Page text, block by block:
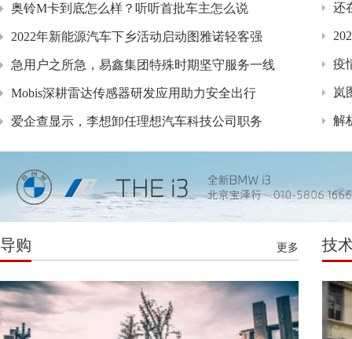
奥铃M卡到底怎么样？听听首批车主怎么说
2022年新能源汽车下乡活动启动图雅诺轻客强
急用户之所急，易鑫集团特殊时期坚守服务一线
Mobis深耕雷达传感器研发应用助力安全出行
爱企查显示，李想卸任理想汽车科技公司职务
还
疫
岚
解
导购 更多 技